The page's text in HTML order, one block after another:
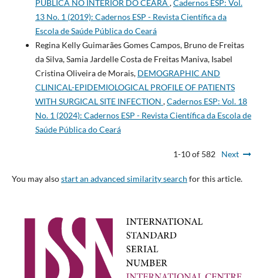
PÚBLICA NO INTERIOR DO CEARÁ ,Cadernos ESP: Vol.
13 No. 1 (2019): Cadernos ESP - Revista Cientí­fica da
Escola de Saúde Pública do Ceará
Regina Kelly Guimarães Gomes Campos, Bruno de Freitas
da Silva, Samia Jardelle Costa de Freitas Maniva, Isabel
Cristina Oliveira de Morais, DEMOGRAPHIC AND
CLINICAL-EPIDEMIOLOGICAL PROFILE OF PATIENTS
WITH SURGICAL SITE INFECTION ,Cadernos ESP: Vol. 18
No. 1 (2024): Cadernos ESP - Revista Cientí­fica da Escola de
Saúde Pública do Ceará
1-10 of 582 Next
You may alsostart an advanced similarity search for this article.